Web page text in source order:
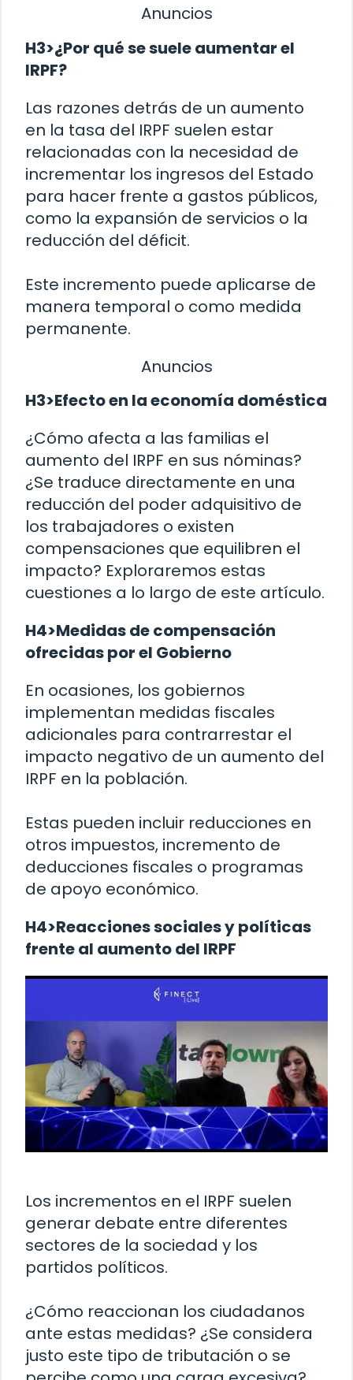
Anuncios
H3>¿Por qué se suele aumentar el
IRPF?
Las razones detrás de un aumento
en la tasa del IRPF suelen estar
relacionadas con la necesidad de
incrementar los ingresos del Estado
para hacer frente a gastos públicos,
como la expansión de servicios o la
reducción del déficit.
Este incremento puede aplicarse de
manera temporal o como medida
permanente.
Anuncios
H3>Efecto en la economía doméstica
¿Cómo afecta a las familias el
aumento del IRPF en sus nóminas?
¿Se traduce directamente en una
reducción del poder adquisitivo de
los trabajadores o existen
compensaciones que equilibren el
impacto? Exploraremos estas
cuestiones a lo largo de este artículo.
H4>Medidas de compensación
ofrecidas por el Gobierno
En ocasiones, los gobiernos
implementan medidas fiscales
adicionales para contrarrestar el
impacto negativo de un aumento del
IRPF en la población.
Estas pueden incluir reducciones en
otros impuestos, incremento de
deducciones fiscales o programas
de apoyo económico.
H4>Reacciones sociales y políticas
frente al aumento del IRPF
Los incrementos en el IRPF suelen
generar debate entre diferentes
sectores de la sociedad y los
partidos políticos.
¿Cómo reaccionan los ciudadanos
ante estas medidas? ¿Se considera
justo este tipo de tributación o se